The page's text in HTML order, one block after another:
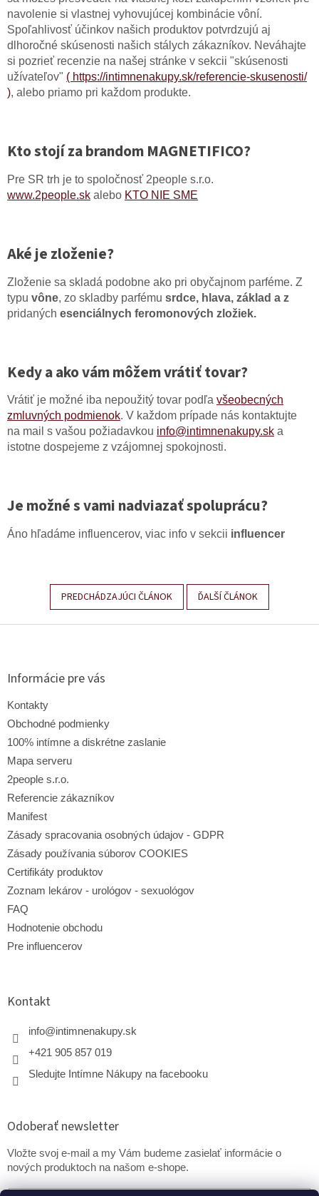
navolenie si vlastnej vyhovujúcej kombinácie vôní.
Spoľahlivosť účinkov našich produktov potvrdzujú aj
dlhoročné skúsenosti našich stálych zákazníkov. Neváhajte
si pozrieť recenzie na našej stránke v sekcii "skúsenosti
užívateľov" ( https://intimnenakupy.sk/referencie-skusenosti/
), alebo priamo pri každom produkte.
Kto stojí za brandom MAGNETIFICO?
Pre SR trh je to spoločnosť 2people s.r.o.
www.2people.sk alebo KTO NIE SME
Aké je zloženie?
Zloženie sa skladá podobne ako pri obyčajnom parféme. Z
typu vône, zo skladby parfému srdce, hlava, základ a z
pridaných esenciálnych feromonových zložiek.
Kedy a ako vám môžem vrátiť tovar?
Vrátiť je možné iba nepoužitý tovar podľa všeobecných
zmluvných podmienok. V každom prípade nás kontaktujte
na mail s vašou požiadavkou info@intimnenakupy.sk a
istotne dospejeme z vzájomnej spokojnosti.
Je možné s vami nadviazať spoluprácu?
Áno hľadáme influencerov, viac info v sekcii influencer
PREDCHÁDZAJÚCI ČLÁNOK ĎALŠÍ ČLÁNOK
Z
Informácie pre vás
Kontakty
Obchodné podmienky
100% intímne a diskrétne zaslanie
Mapa serveru
2people s.r.o.
Referencie zákazníkov
Manifest
Zásady spracovania osobných údajov - GDPR
Zásady používania súborov COOKIES
Certifikáty produktov
Zoznam lekárov - urológov - sexuológov
FAQ
Hodnotenie obchodu
Pre influencerov
Kontakt
info@intimnenakupy.sk
+421 905 857 019
Sledujte Intímne Nákupy na facebooku
Odoberať newsletter
Vložte svoj e-mail a my Vám budeme zasielať informácie o
nových produktoch na našom e-shope.